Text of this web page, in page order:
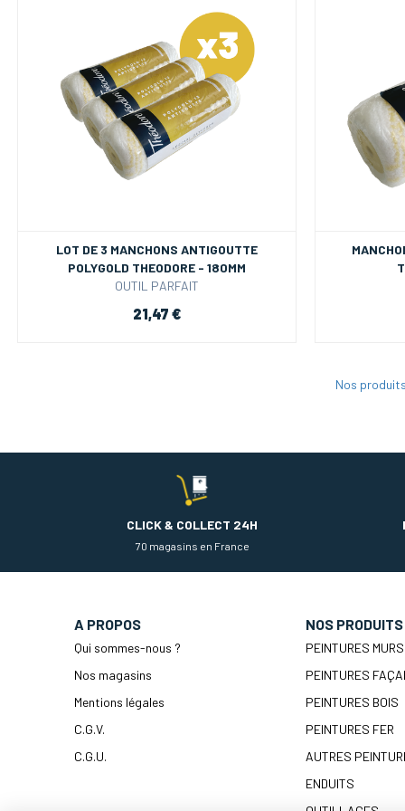
LOT DE 3 MANCHONS ANTIGOUTTE
POLYGOLD THEODORE - 180MM
OUTIL PARFAIT
21,47 €
Nos
CLICK & COLLECT 24H
70 magasins en France
A PROPOS
Qui sommes-nous ?
Nos magasins
Mentions légales
C.G.V.
C.G.U.
NOS PRODUITS
PEINTURES
PEINTURES
PEINTURES BOIS
PEINTURES FER
AUTRES
ENDUITS